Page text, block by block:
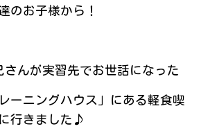
のお子様から！
さんが実習先でお世話になった
ーニングハウス」にある軽食喫
行きました♪